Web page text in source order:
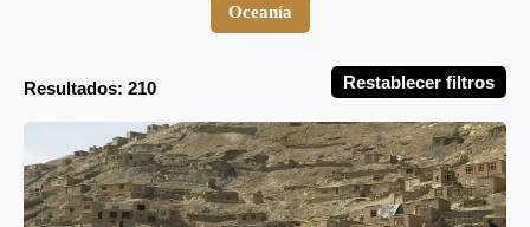
Oceanía
Resultados: 210 Restablecer filtros